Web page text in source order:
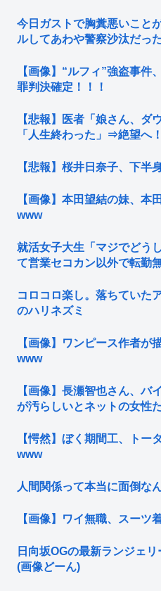
今日ガストで胸糞悪いこと
ルしてあわや警察沙汰だっ
【画像】“ルフィ”強盗事件
罪判決確定！！！
【悲報】医者「娘さん、ダ
「人生終わった」⇒絶望へ
【悲報】桜井日奈子、下半
【画像】本田望結の妹、本
www
就活女子大生「マジでどう
て営業セコカン以外で転勤
コロコロ楽し。落ちていた
のハリネズミ
【画像】ワンピース作者が
www
【画像】長瀬智也さん、バ
が汚らしいとネットの女性
【愕然】ぼく期間工、トー
www
人間関係って本当に面倒な
【画像】ワイ無職、スーツ
日向坂OGの最新ランジェ
(画像どーん)